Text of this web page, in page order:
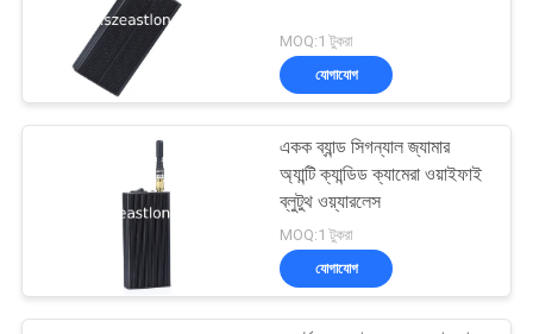
সিগন্যাল সনাক্তকরণ
বিশ্লেষণ
MOQ:1 টুকরা
যোগাযোগ
একক ব্যান্ড সিগন্যাল জ্যামার
অ্যান্টি ক্যান্ডিড ক্যামেরা ওয়াইফাই
ব্লুটুথ ওয়্যারলেস
MOQ:1 টুকরা
যোগাযোগ